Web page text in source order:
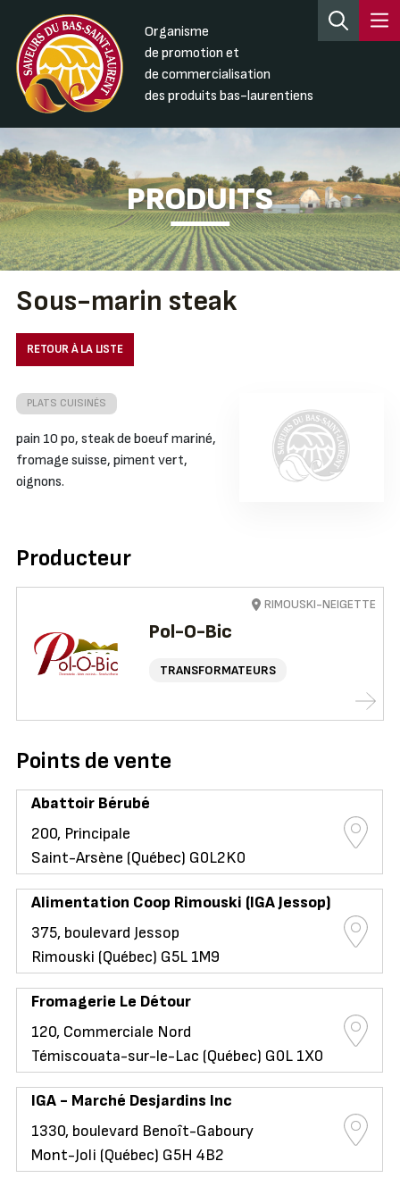
Organisme
de promotion et
de commercialisation
des produits bas-laurentiens
PRODUITS
Sous-marin steak
RETOUR À LA LISTE
PLATS CUISINÉS
pain 10 po, steak de boeuf mariné,
fromage suisse, piment vert,
oignons.
Producteur
Pol-O-Bic
TRANSFORMATEURS
RIMOUSKI-NEIGETTE
Points de vente
Abattoir Bérubé
200, Principale
Saint-Arsène (Québec) G0L2K0
Alimentation Coop Rimouski (IGA Jessop)
375, boulevard Jessop
Rimouski (Québec) G5L 1M9
Fromagerie Le Détour
120, Commerciale Nord
Témiscouata-sur-le-Lac (Québec) G0L 1X0
IGA - Marché Desjardins Inc
1330, boulevard Benoît-Gaboury
Mont-Joli (Québec) G5H 4B2